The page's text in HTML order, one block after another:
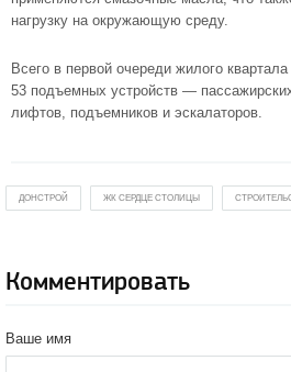
нагрузку на окружающую среду.
Всего в первой очереди жилого
53 подъемных устройств —
лифтов, подъемников и эскалаторов.
ДОНСТРОЙ ЖК СЕРДЦЕ СТОЛИЦЫ
Комментировать
Ваше имя